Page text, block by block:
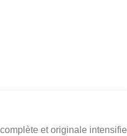
et originale intensifie